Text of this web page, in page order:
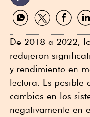
Compartir
por
Compartir
por
Compartir
por
por
De 2018 a 2022,
redujeron
y rendimiento en
lectura. Es posible
cambios en los
negativamente en